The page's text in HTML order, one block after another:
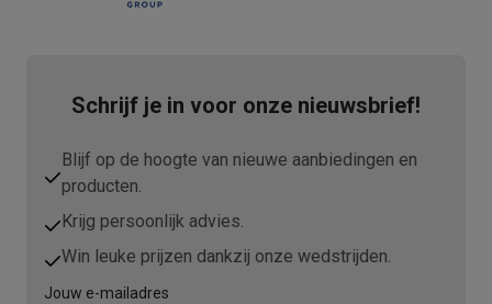
Schrijf je in voor onze nieuwsbrief!
Blijf op de hoogte van nieuwe aanbiedingen en
producten.
Krijg persoonlijk advies.
Win leuke prijzen dankzij onze wedstrijden.
Jouw e-mailadres